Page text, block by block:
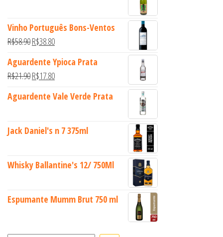
Vinho Português Bons-Ventos
R$58.90O preço original era: R$58.90.
R$38.80O preço atual é: R$38.80.
Aguardente Ypioca Prata
R$21.90O preço original era: R$21.90.
R$17.80O preço atual é: R$17.80.
Aguardente Vale Verde Prata
Jack Daniel's n 7 375ml
Whisky Ballantine's 12/ 750Ml
Espumante Mumm Brut 750 ml